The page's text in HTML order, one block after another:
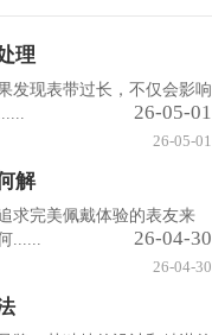
理
发现表带过长，不仅会影响
26-05-01
26-05-01
解
求完美佩戴体验的表友来
......
26-04-30
26-04-30